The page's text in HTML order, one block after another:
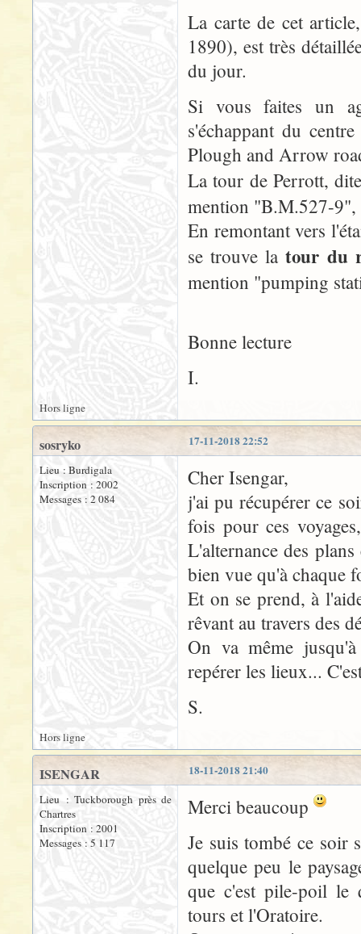
La carte de cet
1890), est très
du jour.
Si vous faites un
s'échappant du
Plough and Arrow
La tour de Perrott,
mention "B.M.527-9",
En remontant vers
se trouve la tour du
mention "pumping
Bonne lecture
I.
Hors ligne
17-11-2018 22:52
sosryko
Lieu : Burdigala
Inscription : 2002
Messages : 2 084
Cher Isengar,
j'ai pu récupérer ce
fois pour ces
L'alternance des
bien vue qu'à chaque
Et on se prend, à
rêvant au travers des
On va même
repérer les lieux...
S.
Hors ligne
18-11-2018 21:40
ISENGAR
Lieu : Tuckborough près de
Chartres
Inscription : 2001
Messages : 5 117
Merci beaucoup
Je suis tombé ce soir
quelque peu le
que c'est pile-poil le
tours et l'Oratoire.